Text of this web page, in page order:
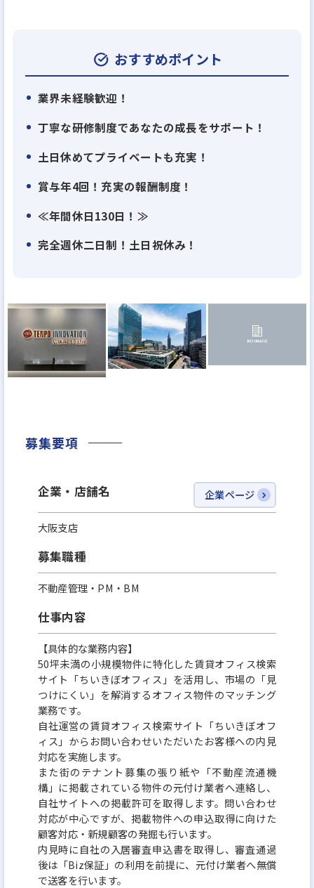
VALUE：1．誠実 2．最速 3．協働 4．完遂 5．
成長
【事業用家賃保証事業】
＜Biz保証について＞
Biz保証は、店舗・事務所・倉庫といった「事業用不
グループ企業は事業用物件の転貸借事業を展開して
いるため、グループの豊富なノウハウを活かして、
＜組織について＞
現在は役員3名と社員29名（派遣社員2名）の32名の
少数精鋭です。（2025年7月現在）
現在は新規拡大に力を入れており、2027年3月期に8
支店を目指し、事業拡大中です。
おすすめポイント
業界未経験歓迎！
丁寧な研修制度であなたの成長をサポート！
土日休めてプライベートも充実！
賞与年4回！充実の報酬制度！
≪年間休日130日！≫
完全週休二日制！土日祝休み！
募集要項
企業・店舗名 企業ページ
大阪支店
募集職種
不動産管理・PM・BM
仕事内容
【具体的な業務内容】
50坪未満の小規模物件に特化した賃貸オフィス検索
サイト「ちいきぼオフィス」を活用し、市場の「見
つけにくい」を解消するオフィス物件のマッチング
業務です。
自社運営の賃貸オフィス検索サイト「ちいきぼオフ
ィス」からお問い合わせいただいたお客様への内見
対応を実施します。
また街のテナント募集の張り紙や「不動産流通機
構」に掲載されている物件の元付け業者へ連絡し、
自社サイトへの掲載許可を取得します。問い合わせ
対応が中心ですが、掲載物件への申込取得に向けた
顧客対応・新規顧客の発掘も行います。
内見時に自社の入居審査申込書を取得し、審査通過
後は「Biz保証」の利用を前提に、元付け業者へ無償
で送客を行います。